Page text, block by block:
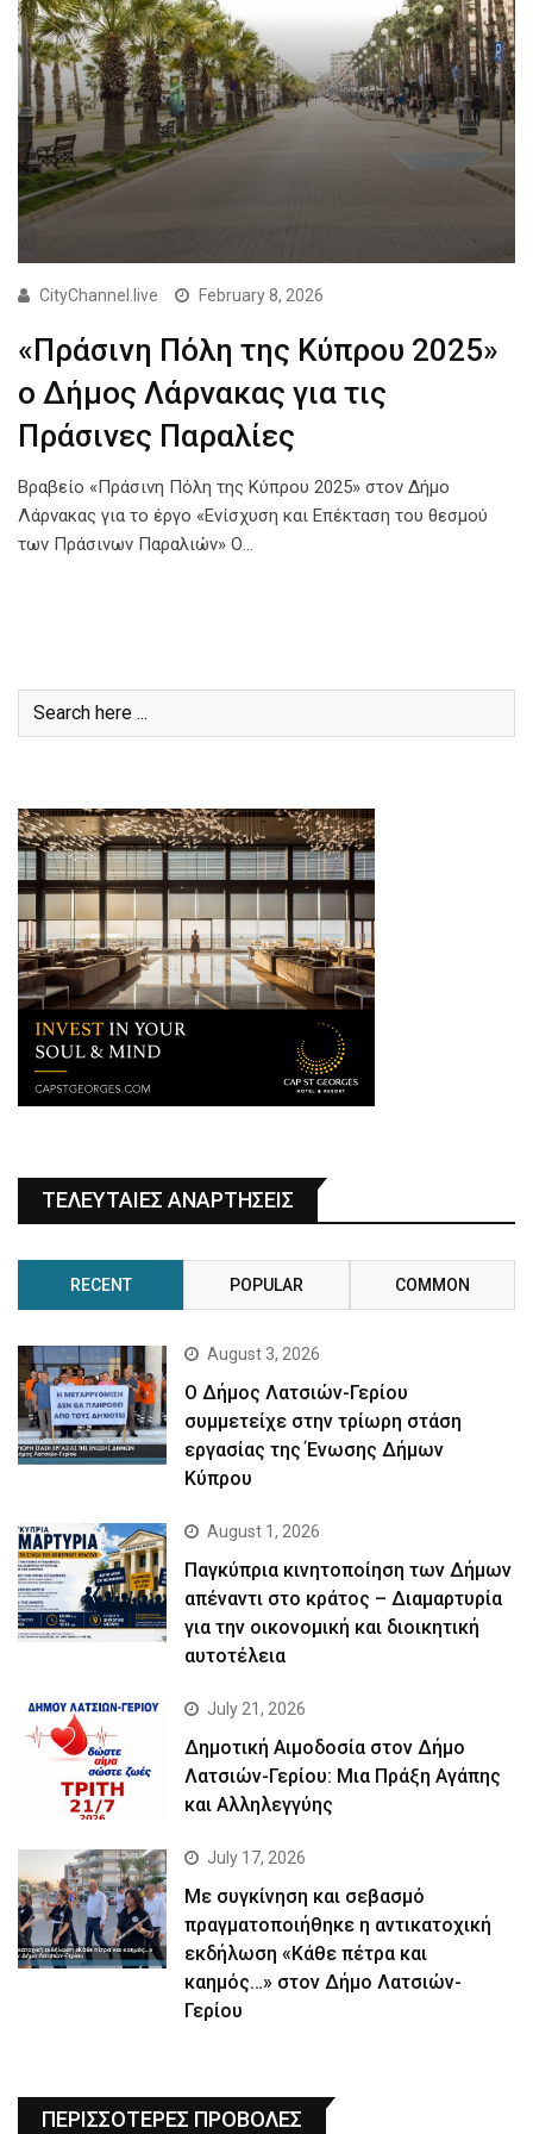
CityChannel.live February 8, 2026
«Πράσινη Πόλη της Κύπρου 2025»
ο Δήμος Λάρνακας για τις
Πράσινες Παραλίες
Βραβείο «Πράσινη Πόλη της Κύπρου 2025» στον Δήμο
Λάρνακας για το έργο «Ενίσχυση και Επέκταση του θεσμού
των Πράσινων Παραλιών» Ο…
ΤΕΛΕΥΤΑΙΕΣ ΑΝΑΡΤΗΣΕΙΣ
RECENT POPULAR COMMON
August 3, 2026
Ο Δήμος Λατσιών-Γερίου
συμμετείχε στην τρίωρη στάση
εργασίας της Ένωσης Δήμων
Κύπρου
August 1, 2026
Παγκύπρια κινητοποίηση των Δήμων
απέναντι στο κράτος – Διαμαρτυρία
για την οικονομική και διοικητική
αυτοτέλεια
July 21, 2026
Δημοτική Αιμοδοσία στον Δήμο
Λατσιών-Γερίου: Μια Πράξη Αγάπης
και Αλληλεγγύης
July 17, 2026
Με συγκίνηση και σεβασμό
πραγματοποιήθηκε η αντικατοχική
εκδήλωση «Κάθε πέτρα και
καημός…» στον Δήμο Λατσιών-
Γερίου
ΠΕΡΙΣΣΟΤΕΡΕΣ ΠΡΟΒΟΛΕΣ